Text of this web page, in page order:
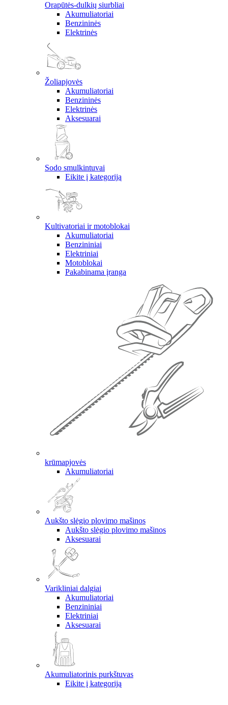
Orapūtės-dulkių siurbliai
Akumuliatoriai
Benzininės
Elektrinės
Žoliapjovės
Akumuliatoriai
Benzininės
Elektrinės
Aksesuarai
Sodo smulkintuvai
Eikite į kategoriją
Kultivatoriai ir motoblokai
Akumuliatoriai
Benzininiai
Elektriniai
Motoblokai
Pakabinama įranga
krūmapjovės
Akumuliatoriai
Aukšto slėgio plovimo mašinos
Aukšto slėgio plovimo mašinos
Aksesuarai
Varikliniai dalgiai
Akumuliatoriai
Benzininiai
Elektriniai
Aksesuarai
Akumuliatorinis purkštuvas
Eikite į kategoriją